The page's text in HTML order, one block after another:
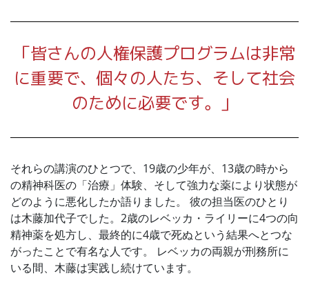
「皆さんの人権保護プログラムは非常
に重要で、個々の人たち、そして社会
のために必要です。」
それらの講演のひとつで、19歳の少年が、13歳の時から
の精神科医の「治療」体験、そして強力な薬により状態が
どのように悪化したか語りました。 彼の担当医のひとり
は木藤加代子でした。2歳のレベッカ・ライリーに4つの向
精神薬を処方し、最終的に4歳で死ぬという結果へとつな
がったことで有名な人です。 レベッカの両親が刑務所に
いる間、木藤は実践し続けています。